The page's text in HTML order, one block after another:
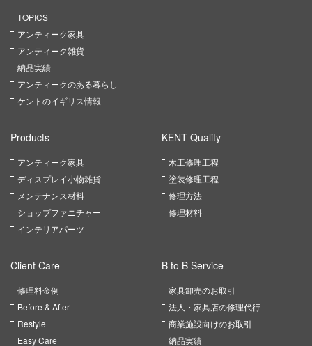
TOPICS
アンティーク家具
アンティーク雑貨
納品実績
アンティークのある暮らし
ケントのイギリス情報
Products
アンティーク家具
ディスプレイ小物雑貨
メンテナンス材料
ショップファニチャー
インテリアパーツ
KENT Quality
木工修理工程
塗装修理工程
修理方法
修理材料
Client Care
修理料金例
Before & After
Restyle
Easy Care
B to B Service
家具卸売のお取引
法人・家具店の修理代行
商業施設向けのお取引
納品実績